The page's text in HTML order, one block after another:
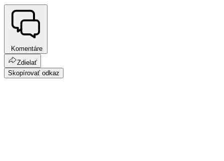
Komentáre
Zdielať
Skopírovať odkaz